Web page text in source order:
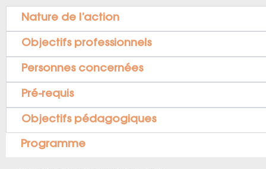
Nature de l’action
Objectifs professionnels
Personnes concernées
Pré-requis
Objectifs pédagogiques
Programme